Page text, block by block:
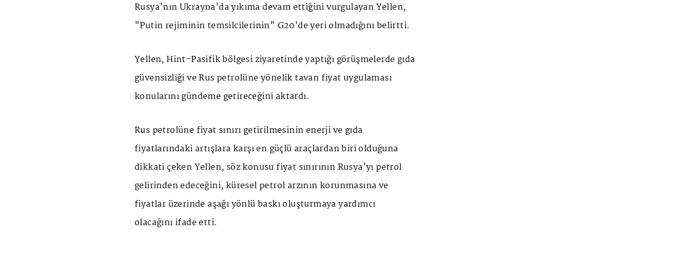
Rusya'nın Ukrayna'da yıkıma devam ettiğini vurgulayan Yellen,
"Putin rejiminin temsilcilerinin" G20'de yeri olmadığını belirtti.
Yellen, Hint-Pasifik bölgesi ziyaretinde yaptığı görüşmelerde gıda
güvensizliği ve Rus petrolüne yönelik tavan fiyat uygulaması
konularını gündeme getireceğini aktardı.
Rus petrolüne fiyat sınırı getirilmesinin enerji ve gıda
fiyatlarındaki artışlara karşı en güçlü araçlardan biri olduğuna
dikkati çeken Yellen, söz konusu fiyat sınırının Rusya'yı petrol
gelirinden edeceğini, küresel petrol arzının korunmasına ve
fiyatlar üzerinde aşağı yönlü baskı oluşturmaya yardımcı
olacağını ifade etti.